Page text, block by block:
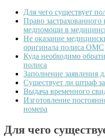
Для чего существует
Право застрахованного
медпомощи в
Не оказание
оригинала полиса ОМС
Куда необходимо
полиса
Заполнение заявления
Существует ли штраф
Выдача временного
Изготовление
номера
Для чего